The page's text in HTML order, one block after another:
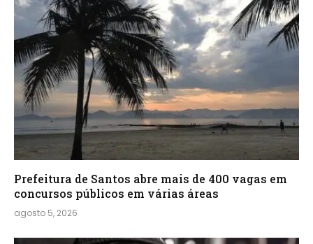
Prefeitura de Santos abre mais de 400 vagas em
concursos públicos em várias áreas
agosto 5, 2026